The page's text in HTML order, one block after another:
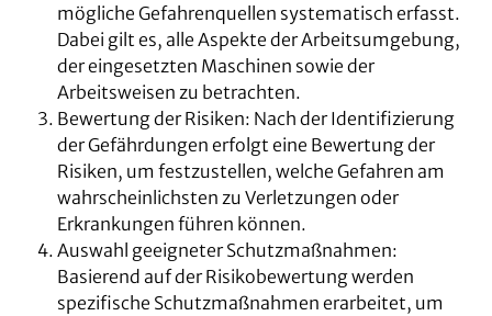
mögliche Gefahrenquellen systematisch erfasst.
Dabei gilt es, alle Aspekte der Arbeitsumgebung,
der eingesetzten Maschinen sowie der
Arbeitsweisen zu betrachten.
Bewertung der Risiken: Nach der Identifizierung
der Gefährdungen erfolgt eine Bewertung der
Risiken, um festzustellen, welche Gefahren am
wahrscheinlichsten zu Verletzungen oder
Erkrankungen führen können.
Auswahl geeigneter Schutzmaßnahmen:
Basierend auf der Risikobewertung werden
spezifische Schutzmaßnahmen erarbeitet, um